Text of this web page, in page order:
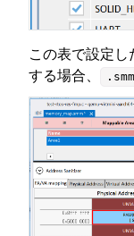
この表で設定
する場合、
.smm